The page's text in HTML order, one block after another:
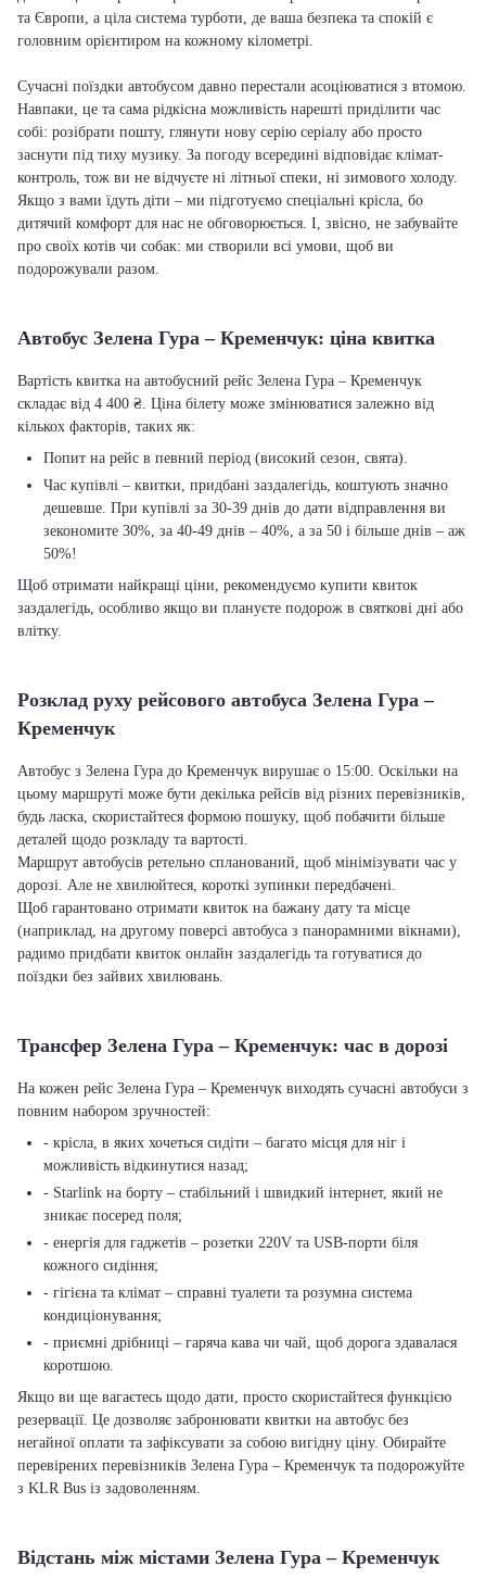
та Європи, а ціла система турботи, де ваша безпека та спокій є
головним орієнтиром на кожному кілометрі.
Сучасні поїздки автобусом давно перестали асоціюватися з втомою.
Навпаки, це та сама рідкісна можливість нарешті приділити час
собі: розібрати пошту, глянути нову серію серіалу або просто
заснути під тиху музику. За погоду всередині відповідає клімат-
контроль, тож ви не відчуєте ні літньої спеки, ні зимового холоду.
Якщо з вами їдуть діти – ми підготуємо спеціальні крісла, бо
дитячий комфорт для нас не обговорюється. І, звісно, не забувайте
про своїх котів чи собак: ми створили всі умови, щоб ви
подорожували разом.
Автобус Зелена Гура – Кременчук: ціна квитка
Вартість квитка на автобусний рейс Зелена Гура – Кременчук
складає від 4 400 ₴. Ціна білету може змінюватися залежно від
кількох факторів, таких як:
Попит на рейс в певний період (високий сезон, свята).
Час купівлі – квитки, придбані заздалегідь, коштують значно
дешевше. При купівлі за 30-39 днів до дати відправлення ви
зекономите 30%, за 40-49 днів – 40%, а за 50 і більше днів – аж
50%!
Щоб отримати найкращі ціни, рекомендуємо купити квиток
заздалегідь, особливо якщо ви плануєте подорож в святкові дні або
влітку.
Розклад руху рейсового автобуса Зелена Гура –
Кременчук
Автобус з Зелена Гура до Кременчук вирушає о 15:00. Оскільки на
цьому маршруті може бути декілька рейсів від різних перевізників,
будь ласка, скористайтеся формою пошуку, щоб побачити більше
деталей щодо розкладу та вартості.
Маршрут автобусів ретельно спланований, щоб мінімізувати час у
дорозі. Але не хвилюйтеся, короткі зупинки передбачені.
Щоб гарантовано отримати квиток на бажану дату та місце
(наприклад, на другому поверсі автобуса з панорамними вікнами),
радимо придбати квиток онлайн заздалегідь та готуватися до
поїздки без зайвих хвилювань.
Трансфер Зелена Гура – Кременчук: час в дорозі
На кожен рейс Зелена Гура – Кременчук виходять сучасні автобуси з
повним набором зручностей:
- крісла, в яких хочеться сидіти – багато місця для ніг і
можливість відкинутися назад;
- Starlink на борту – стабільний і швидкий інтернет, який не
зникає посеред поля;
- енергія для гаджетів – розетки 220V та USB-порти біля
кожного сидіння;
- гігієна та клімат – справні туалети та розумна система
кондиціонування;
- приємні дрібниці – гаряча кава чи чай, щоб дорога здавалася
коротшою.
Якщо ви ще вагаєтесь щодо дати, просто скористайтеся функцією
резервації. Це дозволяє забронювати квитки на автобус без
негайної оплати та зафіксувати за собою вигідну ціну. Обирайте
перевірених перевізників Зелена Гура – Кременчук та подорожуйте
з KLR Bus із задоволенням.
Відстань між містами Зелена Гура – Кременчук